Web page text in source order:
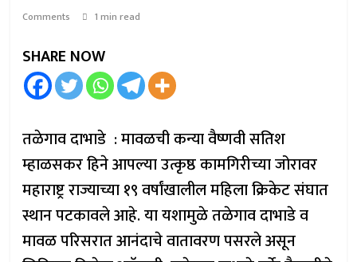
Comments
1 min read
SHARE NOW
तळेगाव दाभाडे : मावळची कन्या वैष्णवी सतिश
म्हाळसकर हिने आपल्या उत्कृष्ठ कामगिरीच्या जोरावर
महाराष्ट्र राज्याच्या १९ वर्षांखालील महिला क्रिकेट संघात
स्थान पटकावले आहे. या यशामुळे तळेगाव दाभाडे व
मावळ परिसरात आनंदाचे वातावरण पसरले असून